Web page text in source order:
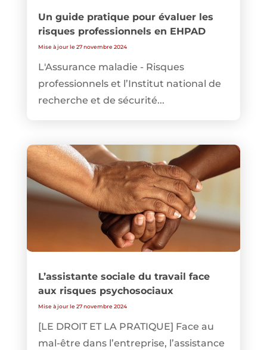
Un guide pratique pour évaluer les
risques professionnels en EHPAD
Mise à jour le 27 novembre 2024
L'Assurance maladie - Risques
professionnels et l’Institut national de
recherche et de sécurité...
L’assistante sociale du travail face
aux risques psychosociaux
Mise à jour le 27 novembre 2024
[LE DROIT ET LA PRATIQUE] Face au
mal-être dans l’entreprise, l’assistance